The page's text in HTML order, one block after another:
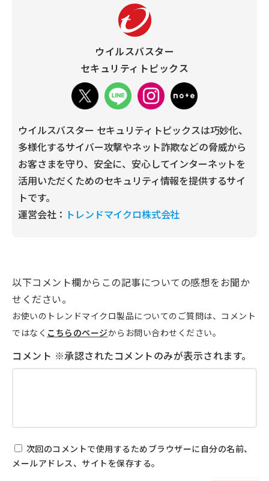
ウイルスバスター
セキュリティトピックス
ウイルスバスター セキュリティトピックスは巧妙化、
多様化するサイバー攻撃やネット詐欺などの脅威から
お客さまを守り、安全に、安心してインターネットを
活用いただくためのセキュリティ情報を提供するサイ
トです。
運営会社： トレンドマイクロ株式会社
以下コメント欄からこの記事についての感想をお聞か
せください。
お使いのトレンドマイクロ製品についてのご質問は、コメント
ではなく こちらのページからお問い合わせください。
次回のコメントで使用するためブラウザーに自分の名前、
メールアドレス、サイトを保存する。